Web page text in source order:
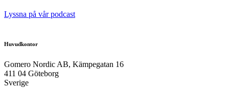
Lyssna på vår podcast
Huvudkontor
Gomero Nordic AB, Kämpegatan 16
411 04 Göteborg
Sverige